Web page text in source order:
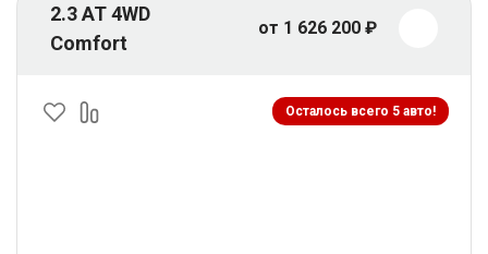
2.3 AT 4WD
Comfort
от 1 626 200 ₽
Осталось всего 5 авто!